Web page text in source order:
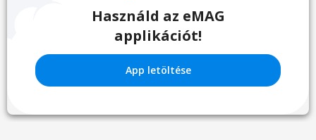
Használd az eMAG
applikációt!
App letöltése